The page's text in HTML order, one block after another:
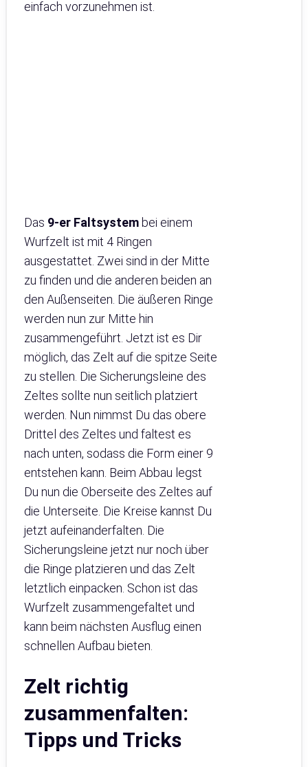
einfach vorzunehmen ist.
Das 9-er Faltsystembei einem
Wurfzelt ist mit 4 Ringen
ausgestattet. Zwei sind in der Mitte
zu finden und die anderen beiden an
den Außenseiten. Die äußeren Ringe
werden nun zur Mitte hin
zusammengeführt. Jetzt ist es Dir
möglich, das Zelt auf die spitze Seite
zu stellen. Die Sicherungsleine des
Zeltes sollte nun seitlich platziert
werden. Nun nimmst Du das obere
Drittel des Zeltes und faltest es
nach unten, sodass die Form einer 9
entstehen kann. Beim Abbau legst
Du nun die Oberseite des Zeltes auf
die Unterseite. Die Kreise kannst Du
jetzt aufeinanderfalten. Die
Sicherungsleine jetzt nur noch über
die Ringe platzieren und das Zelt
letztlich einpacken. Schon ist das
Wurfzelt zusammengefaltet und
kann beim nächsten Ausflug einen
schnellen Aufbau bieten.
Zelt richtig
zusammenfalten:
Tipps und Tricks